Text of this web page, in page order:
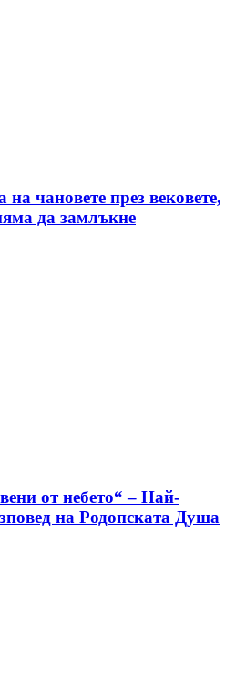
на чановете през вековете,
да замлъкне
от небето“ – Най-
на Родопската Душа